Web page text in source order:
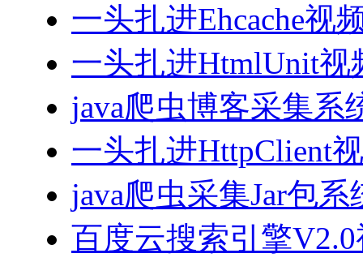
一头扎进Ehcache视
一头扎进HtmlUnit视
java爬虫博客采集系
一头扎进HttpClient
java爬虫采集Jar包
百度云搜索引擎